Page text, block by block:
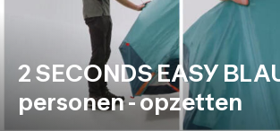
2 SECONDS EASY
personen - opzetten